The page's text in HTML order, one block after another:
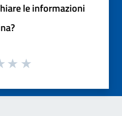
le informazioni